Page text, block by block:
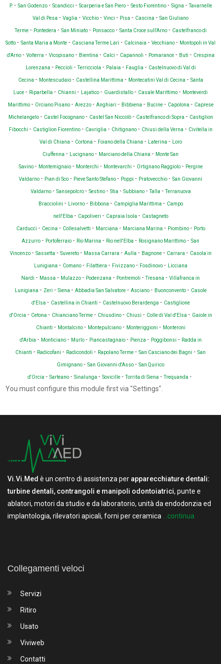
P. - San Godenzo - Scandicci - Scarperia e San Piero - Sesto Fiorentino - Signa -Tavarnelle
Val di Pesa - Vaglia - Vicchio - Vinci - Pisa - Cascina - San Giuliano
Terme - Pontedera - San Miniato - Ponsacco - Santa Croce sull'Arno - Castelfranco di
Sotto - Santa Maria a Monte - Casciana Terme Lari - Calcinaia - Vecchiano - Montopoli in Val
d'Arno - Volterra - Vicopisano - Bientina - Calci - Capannoli - Pomarance - Buti - Crespina
Lorenzana - Peccioli -Terricciola - Palaia - Fauglia - Castelnuovo di Val di
Cecina - Montescudaio - Castellina Marittima - Montecatini Val di Cecina - Santa
Luce - Riparbella - Chianni - Lajatico - Guardistallo - Casale Marittimo - Monteverdi
Marittimo - Orciano Pisano - Arezzo - Anghiari - Bibbiena - Bucine - Capolona - Caprese
Michelangelo - Castel Focognano - Castel San Niccolò - Castelfranco di Sopra - Castiglion
Fibocchi - Castiglion Fiorentino - Cavriglia - Chitignano - Chiusi della Verna - Civitella in
Val di Chiana - Cortona - Foiano della Chiana - Laterina - Loro
Ciuffenna - Lucignano - Marciano della Chiana - Monte San
Savino - Montemignaio - Monterchi - Montevarchi - Ortignano Raggiolo - Pergine
Valdarno - Pian di Sco - Pieve Santo Stefano - Poppi - Pratovecchio - San Giovanni
Valdarno - Sansepolcro - Sestino - Stia - Subbiano -Talla -Terranuova
Bracciolini - Livorno - Bibbona - Campiglia Marittima - Campo
nell'Elba - Capoliveri - Capraia Isola - Castagneto
Carducci - Cecina - Collesalvetti - Marciana - Marciana Marina - Piombino - Porto
Azzurro - Portoferraio - Rio Marina - Rio nell'Elba - Rosignano Marittimo - San
Vincenzo - Sassetta - Suvereto - Massa Carrara - Aulla - Bagnone - Carrara - Casola in
Lunigiana - Comano - Filattiera - Fivizzano - Fosdinovo - Licciana
Nardi - Massa - Mulazzo - Podenzana - Pontremoli -Tresana - Villafranca in
Lunigiana - Zeri - Siena - Abbadia San Salvatore - Asciano - Buonconvento - Casole
d'Elsa - Castellina in Chianti - Castelnuovo Berardenga - Castiglione
d'Orcia - Cetona - Chianciano Terme - Chiusdino - Chiusi - Colle di Val d'Elsa - Gaiole in
Chianti - Montalcino - Montepulciano - Monteriggioni - Monteroni
d'Arbia - Monticiano - Murlo - Piancastagnaio - Pienza - Poggibonsi - Radda in
Chianti - Radicofani - Radicondoli - Rapolano Terme - San Casciano dei Bagni - San
Gimignano - San Giovanni d'Asso - San Quirico
d'Orcia - Sarteano - Sinalunga - Sovicille -Torrita di Siena -Trequanda -
You must configure this module first via "Settings".
Vi.Vi.Med è un centro di assistenza per apparecchiature dentali:
turbine dentali, contrangoli e manipoli odontoiatrici, punte e
ablatori, motori da studio e da laboratorio, unità da endodonzia ed
implantologia, rilevatori apicali, forni per ceramica ...continua
Collegamenti veloci
Servizi
Ritiro
Usato
Viviweb
Contatti